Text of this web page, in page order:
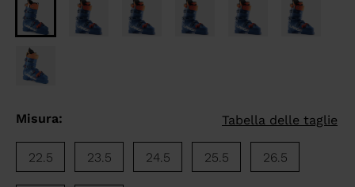
Misura: Tabella delle taglie
22.5 23.5 24.5 25.5 26.5